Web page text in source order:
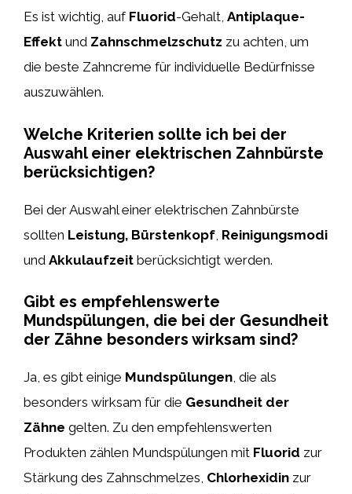
Es ist wichtig, auf Fluorid-Gehalt, Antiplaque-
Effekt und Zahnschmelzschutz zu achten, um
die beste Zahncreme für individuelle Bedürfnisse
auszuwählen.
Welche Kriterien sollte ich bei der
Auswahl einer elektrischen Zahnbürste
berücksichtigen?
Bei der Auswahl einer elektrischen Zahnbürste
sollten Leistung, Bürstenkopf Reinigungsmodi
und Akkulaufzeit berücksichtigt werden.
Gibt es empfehlenswerte
Mundspülungen, die bei der Gesundheit
der Zähne besonders wirksam sind?
Ja, es gibt einige Mundspülungen, die als
besonders wirksam für die Gesundheit der
Zähne gelten. Zu den empfehlenswerten
Produkten zählen Mundspülungen mit Fluorid zur
Stärkung des Zahnschmelzes, Chlorhexidin zur